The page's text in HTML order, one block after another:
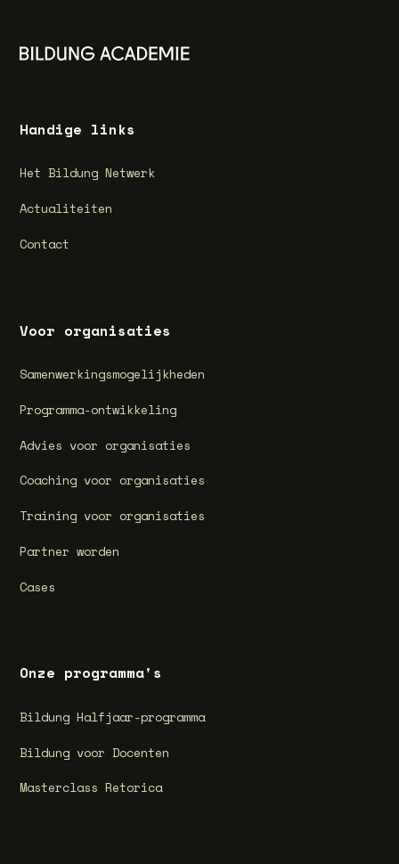
Handige links
Het Bildung Netwerk
Actualiteiten
Contact
Voor organisaties
Samenwerkingsmogelijkheden
Programma-ontwikkeling
Advies voor organisaties
Coaching voor organisaties
Training voor organisaties
Partner worden
Cases
Onze programma's
Bildung Halfjaar-programma
Bildung voor Docenten
Masterclass Retorica